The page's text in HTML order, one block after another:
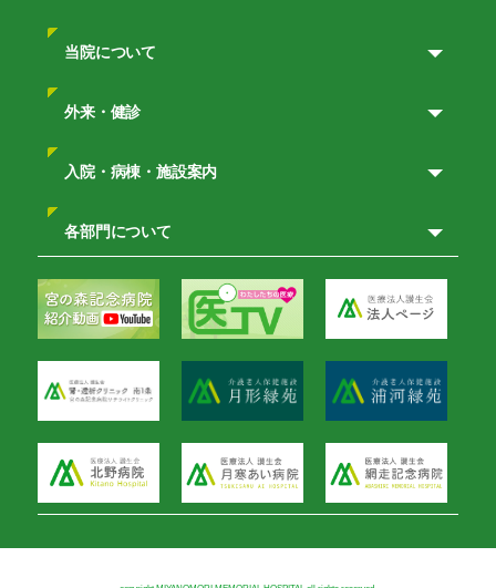
当院について
外来・健診
入院・病棟・施設案内
各部門について